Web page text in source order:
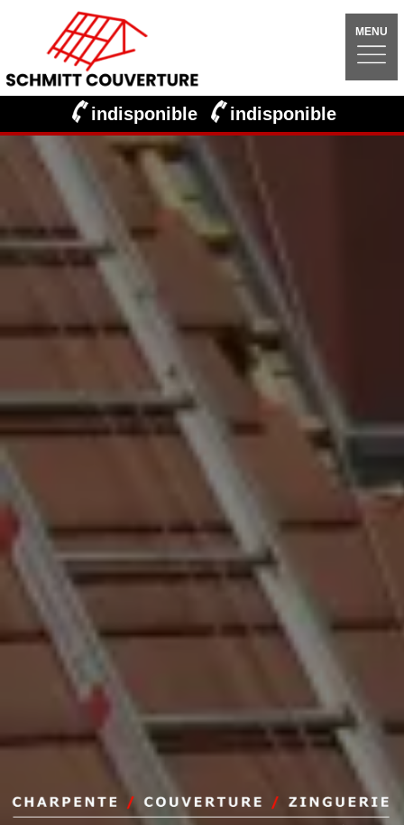
MENU
indisponible indisponible